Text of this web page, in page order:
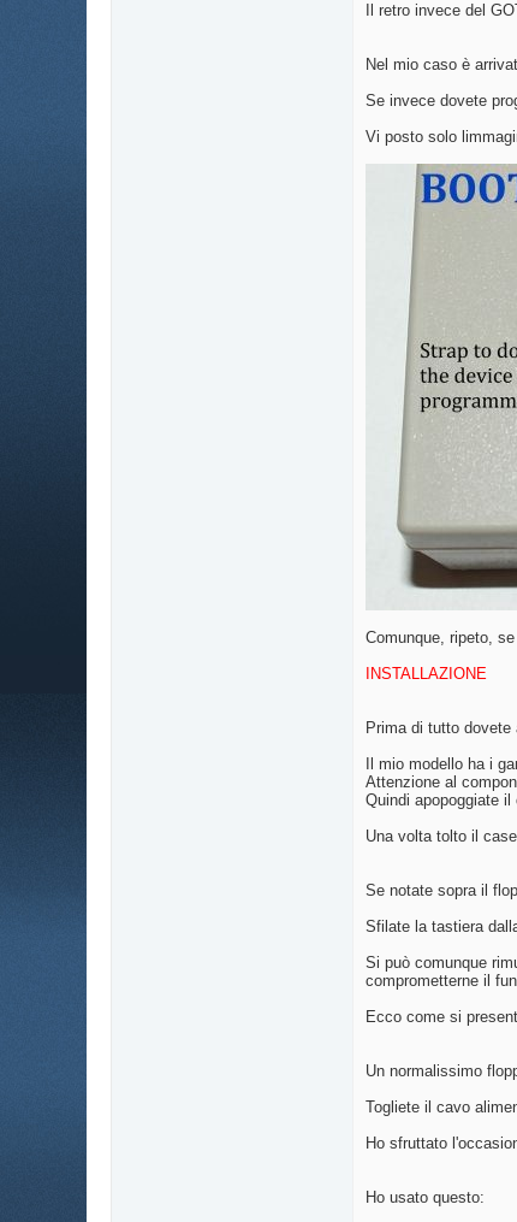
Il retro invece del
Nel mio caso è
Se invece dovete
Vi posto solo
Comunque, ripeto,
INSTALLAZIONE
Prima di tutto
Il mio modello ha i
Attenzione al
Quindi apopoggiate
Una volta tolto il
Se notate sopra il
Sfilate la tastiera
Si può comunque
comprometterne il
Ecco come si
Un normalissimo
Togliete il cavo
Ho sfruttato
Ho usato questo: